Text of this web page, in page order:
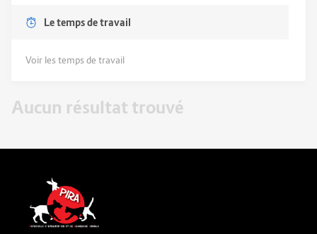
Le temps de travail
Voir les temps de travail
Aucun résultat trouvé